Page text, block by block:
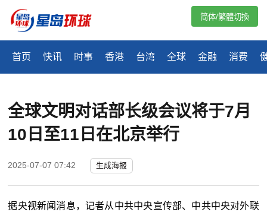
首页 快讯 时事 香港 台湾 全球 金融 消费
简体/繁體切換
全球文明对话部长级会议将于7月
10日至11日在北京举行
2025-07-07 07:42 生成海报
据央视新闻消息，记者从中共中央宣传部、中共中央对外联